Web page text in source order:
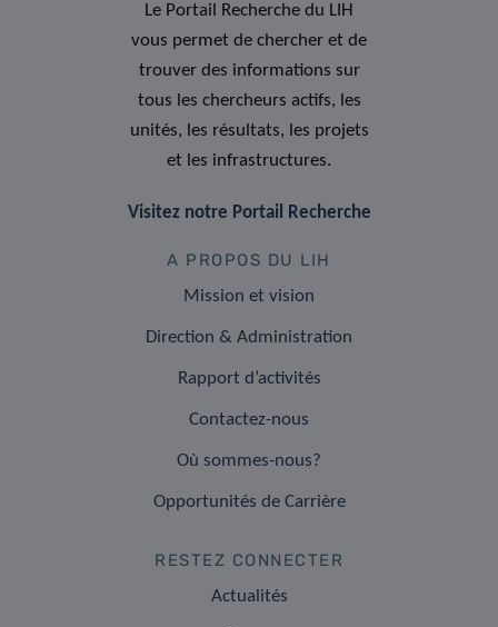
Le Portail Recherche du LIH
vous permet de chercher et de
trouver des informations sur
tous les chercheurs actifs, les
unités, les résultats, les projets
et les infrastructures.
Visitez notre Portail Recherche
A PROPOS DU LIH
Mission et vision
Direction & Administration
Rapport d’activités
Contactez-nous
Où sommes-nous?
Opportunités de Carrière
RESTEZ CONNECTER
Actualités